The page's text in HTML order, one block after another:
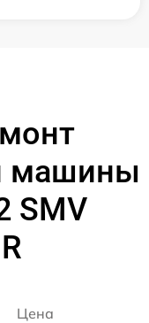
машины
SMV
Цена